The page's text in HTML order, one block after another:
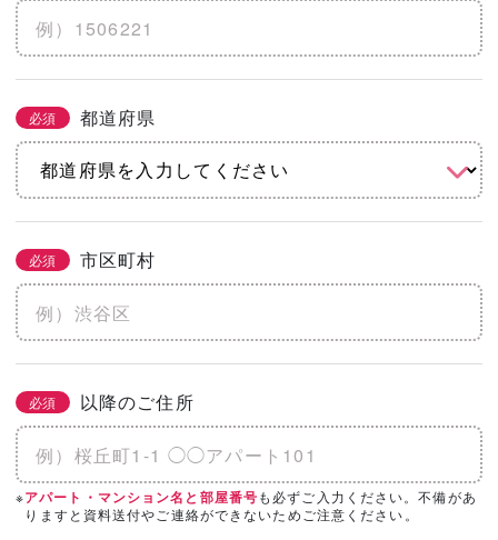
必須 都道府県
必須 市区町村
必須 以降のご住所
※アパート・マンション名と部屋番号も必ずご入力ください。不備があ
りますと資料送付やご連絡ができないためご注意ください。